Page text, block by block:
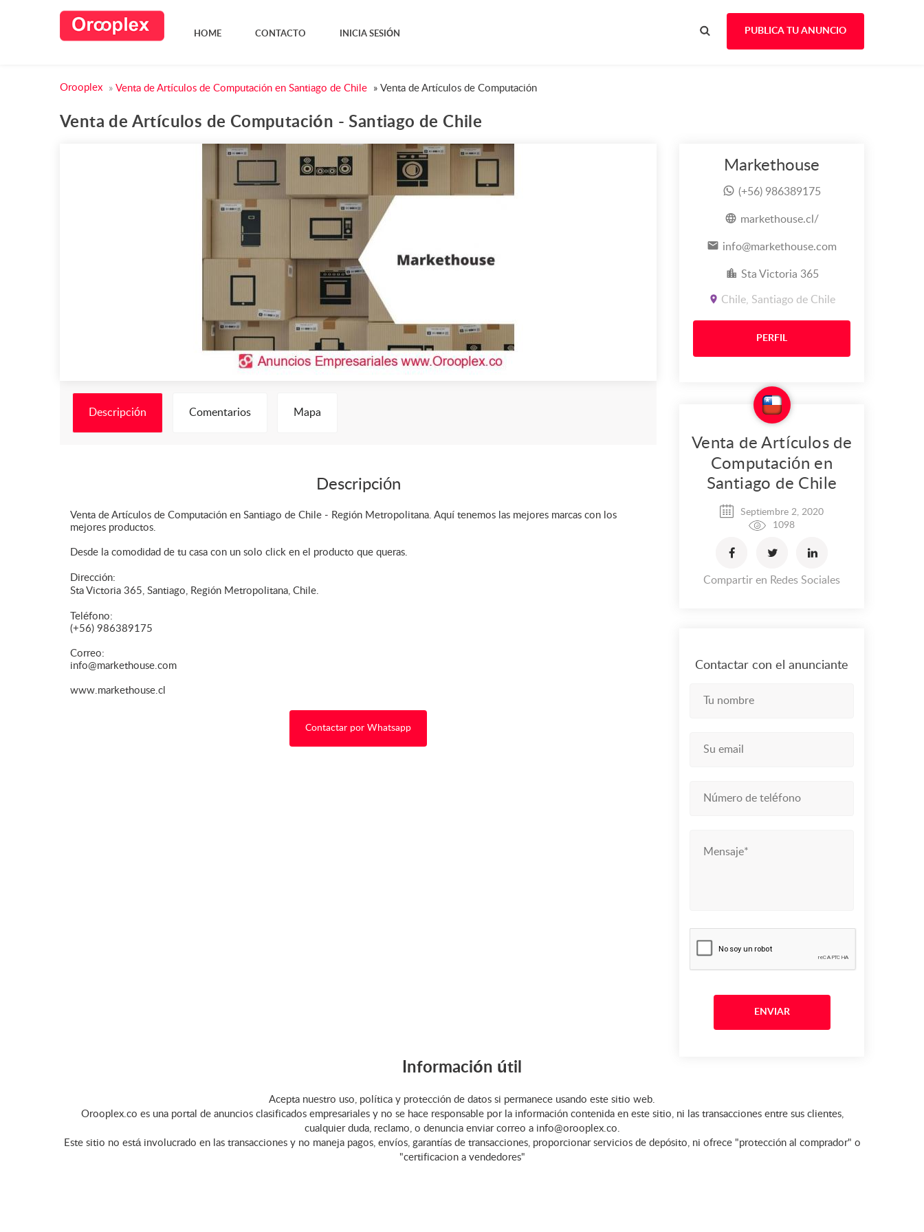
HOME CONTACTO INICIA SESIÓN PUBLICA TU ANUNCIO
Orooplex » Venta de Artículos de Computación en Santiago de Chile » Venta de Artículos de Computación
Venta de Artículos de Computación - Santiago de Chile
Descripción Comentarios Mapa
Descripción
Venta de Artículos de Computación en Santiago de Chile - Región Metropolitana. Aquí tenemos las mejores marcas con los
mejores productos.
Desde la comodidad de tu casa con un solo click en el producto que queras.
Dirección:
Sta Victoria 365, Santiago, Región Metropolitana, Chile.
Teléfono:
(+56) 986389175
Correo:
info@markethouse.com
www.markethouse.cl
Contactar por Whatsapp
Markethouse
(+56) 986389175
markethouse.cl/
info@markethouse.com
Sta Victoria 365
Chile, Santiago de Chile
PERFIL
Venta de Artículos de
Computación en
Santiago de Chile
Septiembre 2, 2020
1098
Compartir en Redes Sociales
Contactar con el anunciante
Información útil
Acepta nuestro uso, política y protección de datos si permanece usando este sitio web.
Orooplex.co es una portal de anuncios clasificados empresariales y no se hace responsable por la información contenida en este sitio, ni las transacciones entre sus clientes,
cualquier duda, reclamo, o denuncia enviar correo a info@orooplex.co.
Este sitio no está involucrado en las transacciones y no maneja pagos, envíos, garantías de transacciones, proporcionar servicios de depósito, ni ofrece "protección al comprador" o
"certificacion a vendedores"